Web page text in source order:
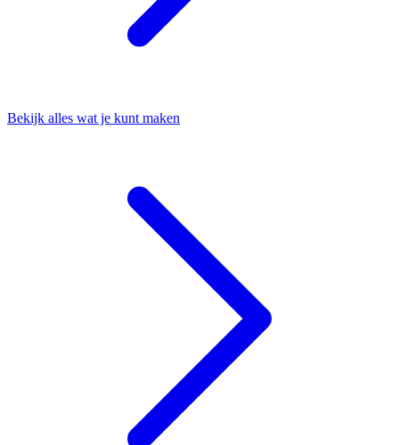
Bekijk alles wat je kunt maken